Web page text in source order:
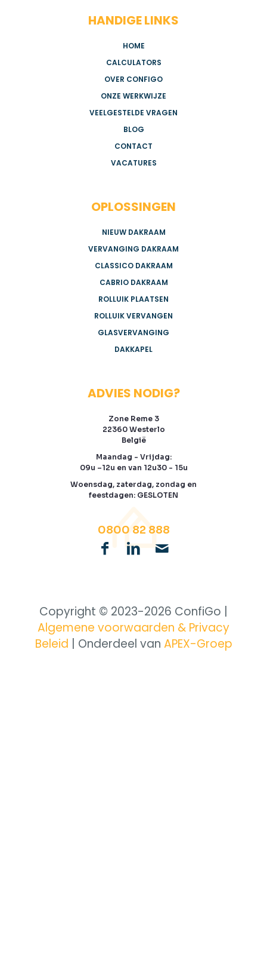
HANDIGE LINKS
HOME
CALCULATORS
OVER CONFIGO
ONZE WERKWIJZE
VEELGESTELDE VRAGEN
BLOG
CONTACT
VACATURES
OPLOSSINGEN
NIEUW DAKRAAM
VERVANGING DAKRAAM
CLASSICO DAKRAAM
CABRIO DAKRAAM
ROLLUIK PLAATSEN
ROLLUIK VERVANGEN
GLASVERVANGING
DAKKAPEL
ADVIES NODIG?
Zone Reme 3
22360 Westerlo
België
Maandag - Vrijdag:
09u –12u en van 12u30 - 15u
Woensdag, zaterdag, zondag en
feestdagen: GESLOTEN
0800 82 888
Copyright © 2023-2026 ConfiGo |
Algemene voorwaarden & Privacy
Beleid | Onderdeel van APEX-Groep